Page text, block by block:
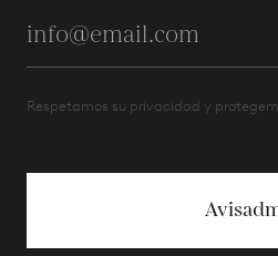
Respetamos su privacidad y